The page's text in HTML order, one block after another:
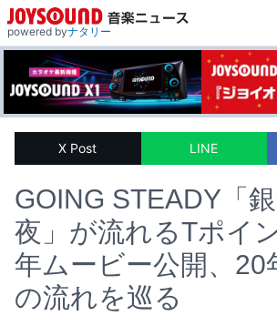
powered byナタリー
X Post LINE
GOING STEADY「
夜」が流れるTポイ
年ムービー公開、20
の流れを巡る